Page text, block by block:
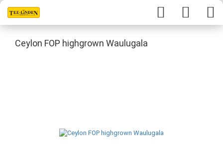
Ceylon FOP highgrown Waulugala